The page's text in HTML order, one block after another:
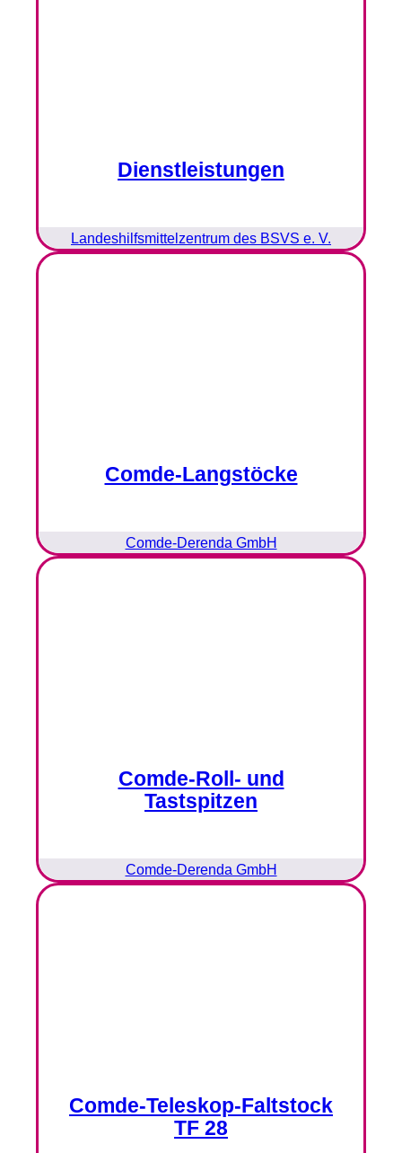
Dienstleistungen
Landeshilfsmittelzentrum des BSVS e. V.
Comde-Langstöcke
Comde-Derenda GmbH
Comde-Roll- und
Tastspitzen
Comde-Derenda GmbH
Comde-Teleskop-Faltstock
TF 28